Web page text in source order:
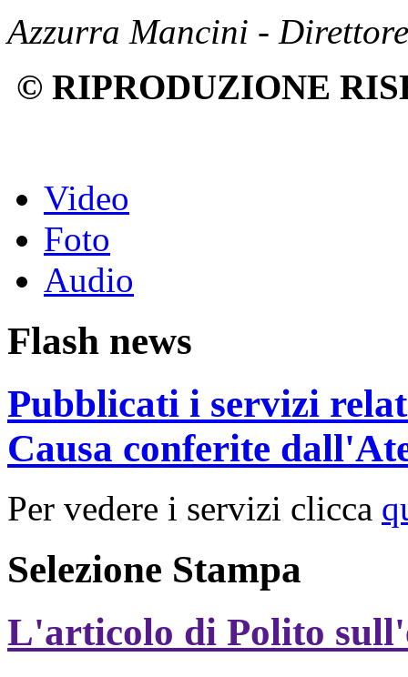
Azzurra Mancini -
© RIPRODUZIONE
Video
Foto
Audio
Flash news
Pubblicati i servizi
Causa conferite
Per vedere i servizi clicca
Selezione Stampa
L'articolo di Polito